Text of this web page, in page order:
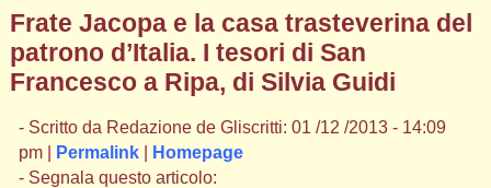
Frate Jacopa e la casa trasteverina del
patrono d’Italia. I tesori di San
Francesco a Ripa, di Silvia Guidi
- Scritto da Redazione de Gliscritti: 01 /12 /2013 - 14:09
pm |
Permalink|
Homepage
- Segnala questo articolo: